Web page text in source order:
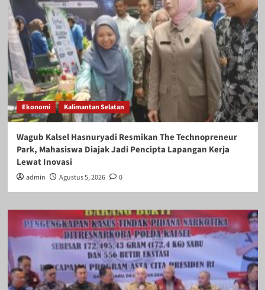
Ekonomi Kalimantan Selatan
Wagub Kalsel Hasnuryadi Resmikan The Technopreneur
Park, Mahasiswa Diajak Jadi Pencipta Lapangan Kerja
Lewat Inovasi
admin Agustus 5, 2026 0